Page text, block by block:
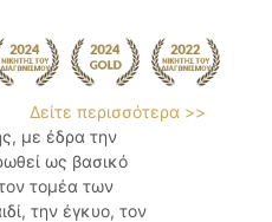
Δείτε περισσότερα >>
με έδρα την
ως βασικό
τομέα των
την έγκυο, τον